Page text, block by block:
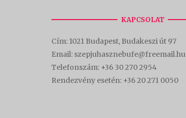
KAPCSOLAT
Cím: 1021 Budapest, Budakeszi út 97
Email: szepjuhasznebufe@freemail.hu
Telefonszám: +36 30 270 2954
Rendezvény esetén: +36 20 271 0050